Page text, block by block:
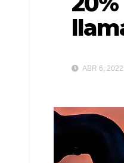
ABR 6, 2022